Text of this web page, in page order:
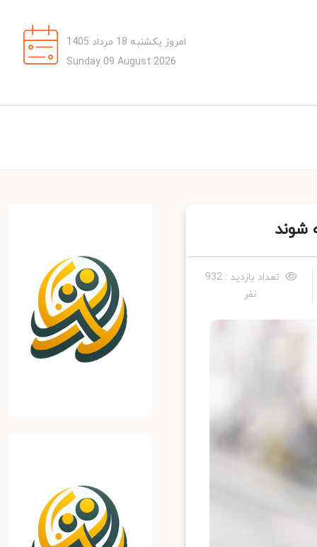
امروز یکشنبه 18 مرداد 1405
Sunday 09 August 2026
تعداد بازدید : 932
نفر